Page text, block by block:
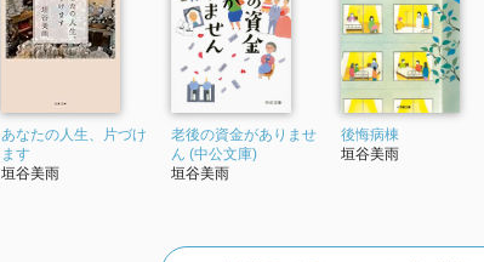
あなたの人生、片づけ
ます
垣谷美雨
老後の資金がありませ
ん (中公文庫)
垣谷美雨
後悔病棟
垣谷美雨